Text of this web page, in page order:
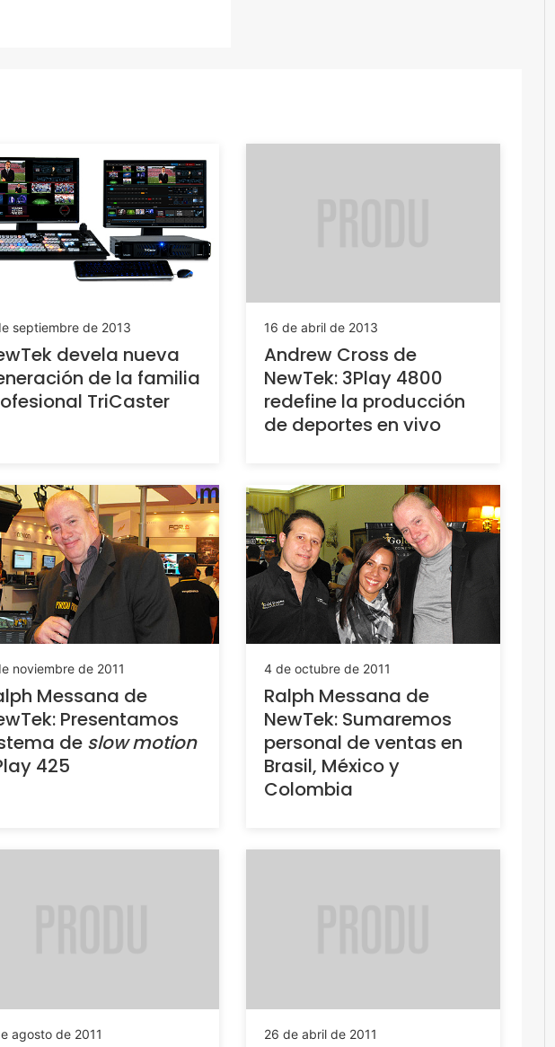
septiembre de 2013
devela nueva
de la familia
TriCaster
16 de abril de 2013
Andrew Cross de
NewTek: 3Play 4800
redefine la producción
de deportes en vivo
noviembre de 2011
Messana de
Presentamos
de slow motion
425
4 de octubre de 2011
Ralph Messana de
NewTek: Sumaremos
personal de ventas en
Brasil, México y
Colombia
agosto de 2011 26 de abril de 2011